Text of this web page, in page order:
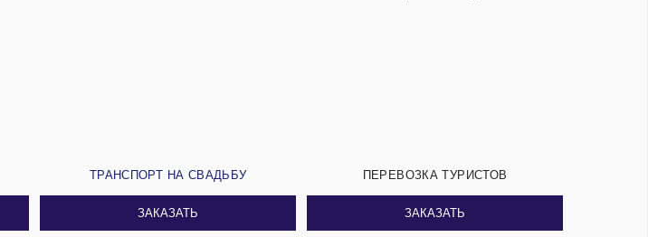
ТРАНСПОРТ НА СВАДЬБУ
ЗАКАЗАТЬ
ПЕРЕВОЗКА ТУРИСТОВ
ЗАКАЗАТЬ